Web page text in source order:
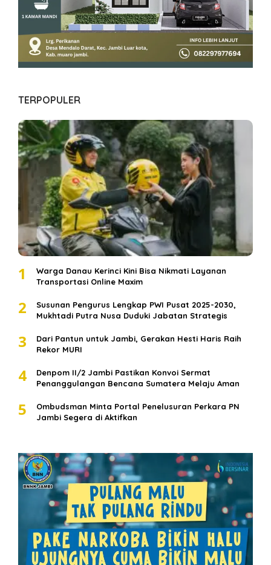
TERPOPULER
1
Warga Danau Kerinci Kini Bisa Nikmati Layanan
Transportasi Online Maxim
2
Susunan Pengurus Lengkap PWI Pusat 2025-2030,
Mukhtadi Putra Nusa Duduki Jabatan Strategis
3
Dari Pantun untuk Jambi, Gerakan Hesti Haris Raih
Rekor MURI
4
Denpom II/2 Jambi Pastikan Konvoi Sermat
Penanggulangan Bencana Sumatera Melaju Aman
5
Ombudsman Minta Portal Penelusuran Perkara PN
Jambi Segera di Aktifkan